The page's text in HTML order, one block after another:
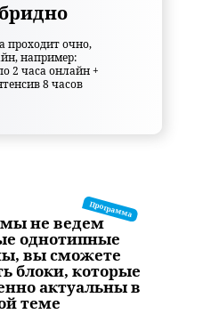
мы не ведем
однотипные
вы сможете
блоки, которые
актуальны в
теме
Программа
проходит очно,
например:
2 часа онлайн +
8 часов